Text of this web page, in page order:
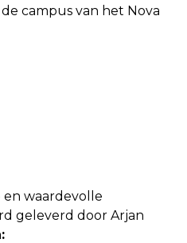
campus van het Nova
waardevolle
geleverd door Arjan